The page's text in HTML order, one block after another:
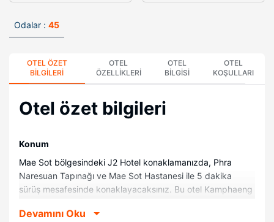
Odalar : 45
OTEL ÖZET
BILGILERI
OTEL
ÖZELLIKLERI
OTEL
BILGISI
OTEL
KOŞULLARI
Otel özet bilgileri
Konum
Mae Sot bölgesindeki J2 Hotel konaklamanızda, Phra
Naresuan Tapınağı ve Mae Sot Hastanesi ile 5 dakika
sürüş mesafesinde konaklayacaksınız. Bu otel Kamphaeng
Wattanaram Tapınağı ile 4,5 mi (7,3 km) mesafede.
Devamını Oku